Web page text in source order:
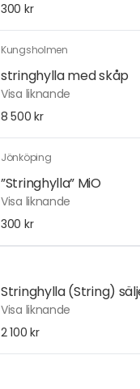
300 kr
Kungsholmen
stringhylla med skåp
Visa liknande
8 500 kr
Jönköping
”Stringhylla” MiO
Visa liknande
300 kr
Stringhylla (String)
Visa liknande
2 100 kr